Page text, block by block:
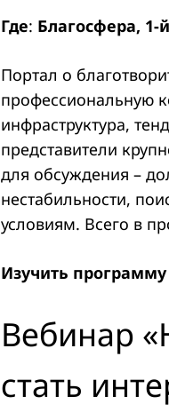
Где: Благосфера, 1-
Портал о
профессиональную
инфраструктура,
представители
для обсуждения –
нестабильности,
условиям. Всего в
Изучить
Вебинар
стать